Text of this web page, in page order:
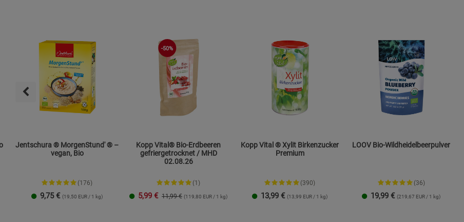
Jentschura ® MorgenStund' ® –
vegan, Bio
(176)
9,75 € (19,50 EUR / 1 kg)
-50%
Kopp Vital® Bio-Erdbeeren
gefriergetrocknet / MHD
02.08.26
(1)
5,99 € 11,99 € (119,80 EUR / 1 kg)
Kopp Vital ® Xylit Birkenzucker
Premium
(390)
13,99 € (13,99 EUR / 1 kg)
LOOV Bio-Wildheidelbeerpulver
(36)
19,99 € (219,67 EUR / 1 kg)
Cookie-Informationen anzeigen
Marketing Cookies (3) Marketing Cookies
Beschreibung Marketing Cookies
anzeigen